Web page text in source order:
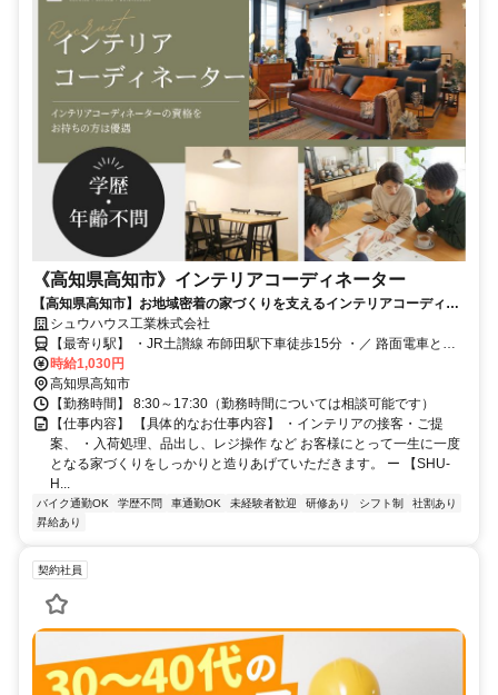
《高知県高知市》インテリアコーディネーター
【高知県高知市】お地域密着の家づくりを支えるインテリアコーディネ
ーター大募集！〔有資格者優遇〕
シュウハウス工業株式会社
【最寄り駅】 ・JR土讃線 布師田駅下車徒歩15分 ・／ 路面電車とさ
でん交通 ・田辺島通駅下車徒歩10分
時給1,030円
高知県高知市
【勤務時間】 8:30～17:30（勤務時間については相談可能です）
【仕事内容】 【具体的なお仕事内容】 ・インテリアの接客・ご提
案、 ・入荷処理、品出し、レジ操作 など お客様にとって一生に一度
となる家づくりをしっかりと造りあげていただきます。 ー 【SHU-
H...
バイク通勤OK 学歴不問 車通勤OK 未経験者歓迎 研修あり シフト制
社割あり
昇給あり
契約社員